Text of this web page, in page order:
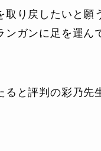
取り戻したいと願
ンガンに足を運ん
ると評判の彩乃先